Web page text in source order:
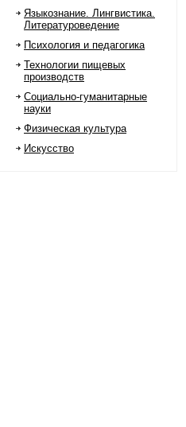
Языкознание. Лингвистика.
Литературоведение
Психология и педагогика
Технологии пищевых
производств
Социально-гуманитарные
науки
Физическая культура
Искусство